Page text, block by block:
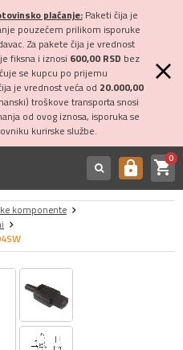
plaćanje:Paketi čija je
pouzećem prilikom isporuke
Za pakete čija je vrednost
fiksna i iznosi 600,00 RSD bez
se kupcu po prijemu
je vrednost veća od 20.000,00
troškove transporta snosi
od ovog iznosa, isporuka se
kurirske službe.
https shopping_cart0
komponente